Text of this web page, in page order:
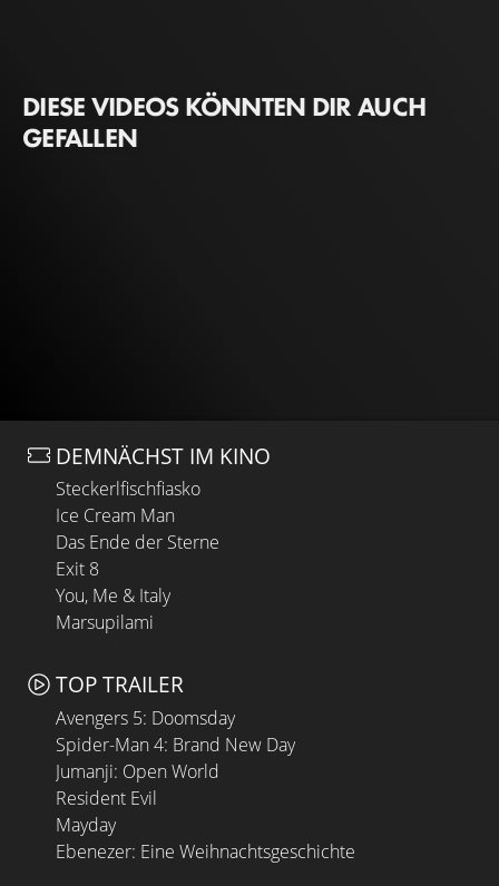
DIESE VIDEOS KÖNNTEN DIR AUCH
GEFALLEN
DEMNÄCHST IM KINO
Steckerlfischfiasko
Ice Cream Man
Das Ende der Sterne
Exit 8
You, Me & Italy
Marsupilami
TOP TRAILER
Avengers 5: Doomsday
Spider-Man 4: Brand New Day
Jumanji: Open World
Resident Evil
Mayday
Ebenezer: Eine Weihnachtsgeschichte